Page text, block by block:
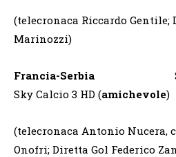
(telecronaca Riccardo Gentile;
Marinozzi)
Francia-Serbia Sky
Sky Calcio 3 HD (amichevole)
(telecronaca Antonio Nucera,
Onofri; Diretta Gol Federico